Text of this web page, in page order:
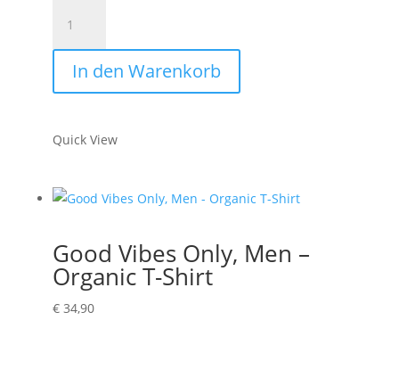
Men
–
Organic
Menge
In den Warenkorb
Quick View
Good Vibes Only, Men –
Organic T-Shirt
€34,90